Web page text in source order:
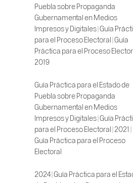
Puebla sobre Propaganda
Gubernamental en Medios
Impresos y Digitales | Guía
para el Proceso Electoral | Guía
Práctica para el Proceso
2019
Guía Práctica para el Estado de
Puebla sobre Propaganda
Gubernamental en Medios
Impresos y Digitales | Guía
para el Proceso Electoral | 2021 |
Guía Práctica para el Proceso
Electoral
2024 | Guía Práctica para el